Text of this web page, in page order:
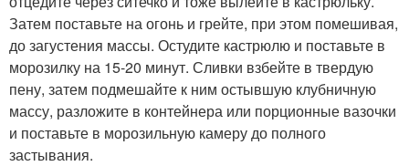
Затем поставьте на огонь и грейте, при этом помешивая,
до загустения массы. Остудите кастрюлю и поставьте в
морозилку на 15-20 минут. Сливки взбейте в твердую
пену, затем подмешайте к ним остывшую клубничную
массу, разложите в контейнера или порционные вазочки
и поставьте в морозильную камеру до полного
застывания.